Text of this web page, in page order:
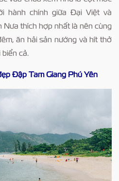
hành chính giữa Đại Việt và
thích hợp nhất là nên cùng
ăn hải sản nướng và hít thở
cả.
Đập Tam Giang Phú Yên